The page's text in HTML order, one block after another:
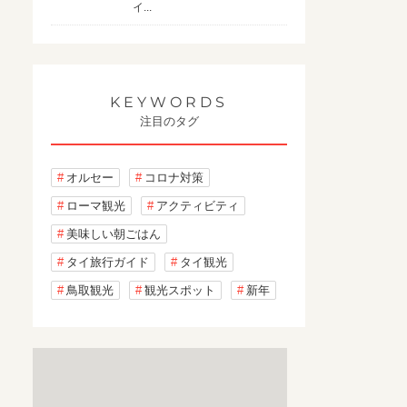
イ...
KEYWORDS
注目のタグ
オルセー コロナ対策
ローマ観光 アクティビティ
美味しい朝ごはん
タイ旅行ガイド タイ観光
鳥取観光 観光スポット 新年